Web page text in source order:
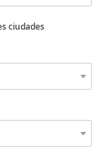
ciudades